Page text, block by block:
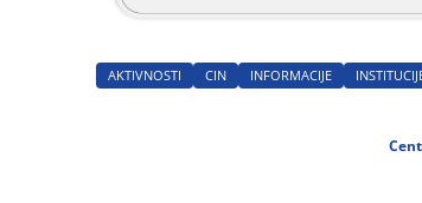
AKTIVNOSTI CIN INFORMACIJE